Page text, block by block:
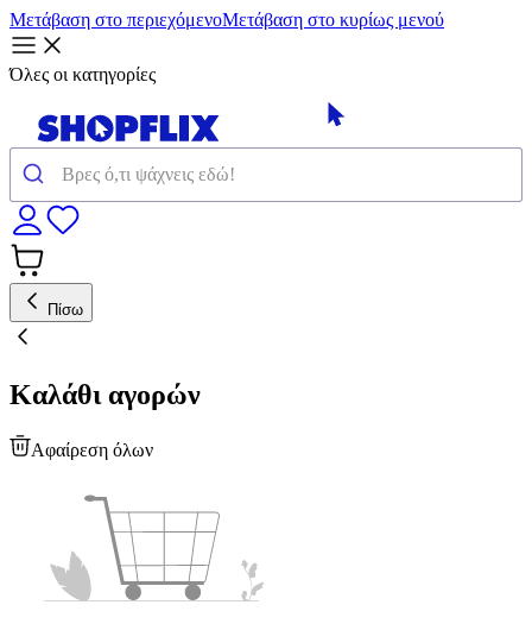
Μετάβαση στο περιεχόμενοΜετάβαση στο κυρίως μενού
Όλες οι κατηγορίες
Πίσω
Καλάθι αγορών
Αφαίρεση όλων